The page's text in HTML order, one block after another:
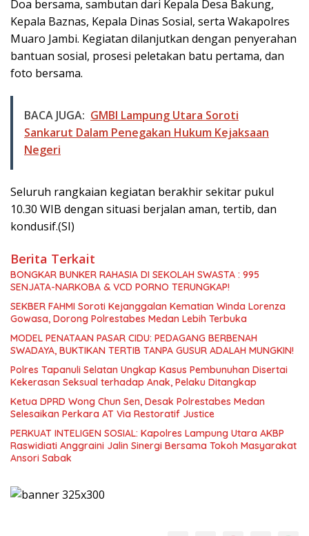
Doa bersama, sambutan dari Kepala Desa Bakung,
Kepala Baznas, Kepala Dinas Sosial, serta Wakapolres
Muaro Jambi. Kegiatan dilanjutkan dengan penyerahan
bantuan sosial, prosesi peletakan batu pertama, dan
foto bersama.
BACA JUGA: GMBI Lampung Utara Soroti
Sankarut Dalam Penegakan Hukum Kejaksaan
Negeri
Seluruh rangkaian kegiatan berakhir sekitar pukul
10.30 WIB dengan situasi berjalan aman, tertib, dan
kondusif.(SI)
Berita Terkait
BONGKAR BUNKER RAHASIA DI SEKOLAH SWASTA : 995
SENJATA-NARKOBA & VCD PORNO TERUNGKAP!
SEKBER FAHMI Soroti Kejanggalan Kematian Winda Lorenza
Gowasa, Dorong Polrestabes Medan Lebih Terbuka
MODEL PENATAAN PASAR CIDU: PEDAGANG BERBENAH
SWADAYA, BUKTIKAN TERTIB TANPA GUSUR ADALAH MUNGKIN!
Polres Tapanuli Selatan Ungkap Kasus Pembunuhan Disertai
Kekerasan Seksual terhadap Anak, Pelaku Ditangkap
Ketua DPRD Wong Chun Sen, Desak Polrestabes Medan
Selesaikan Perkara AT Via Restoratif Justice
PERKUAT INTELIGEN SOSIAL: Kapolres Lampung Utara AKBP
Raswidiati Anggraini Jalin Sinergi Bersama Tokoh Masyarakat
Ansori Sabak